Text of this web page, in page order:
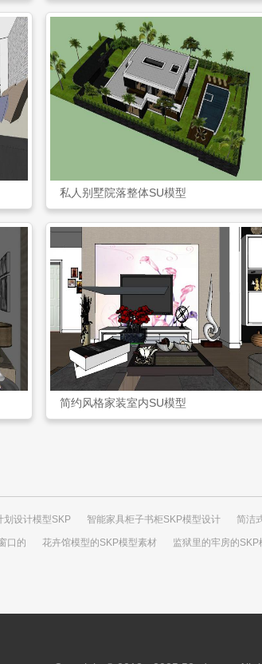
私人别墅院落整体SU模型
简约风格家装室内SU模型
划设计模型SKP 智能家具柜子书柜SKP模型设计 简洁
口的 花卉馆模型的SKP模型素材 监狱里的牢房的SKP